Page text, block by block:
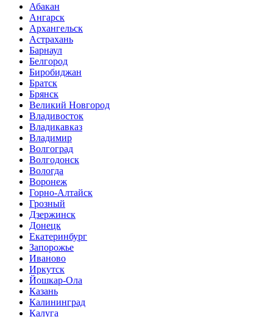
Абакан
Ангарск
Архангельск
Астрахань
Барнаул
Белгород
Биробиджан
Братск
Брянск
Великий Новгород
Владивосток
Владикавказ
Владимир
Волгоград
Волгодонск
Вологда
Воронеж
Горно-Алтайск
Грозный
Дзержинск
Донецк
Екатеринбург
Запорожье
Иваново
Иркутск
Йошкар-Ола
Казань
Калининград
Калуга